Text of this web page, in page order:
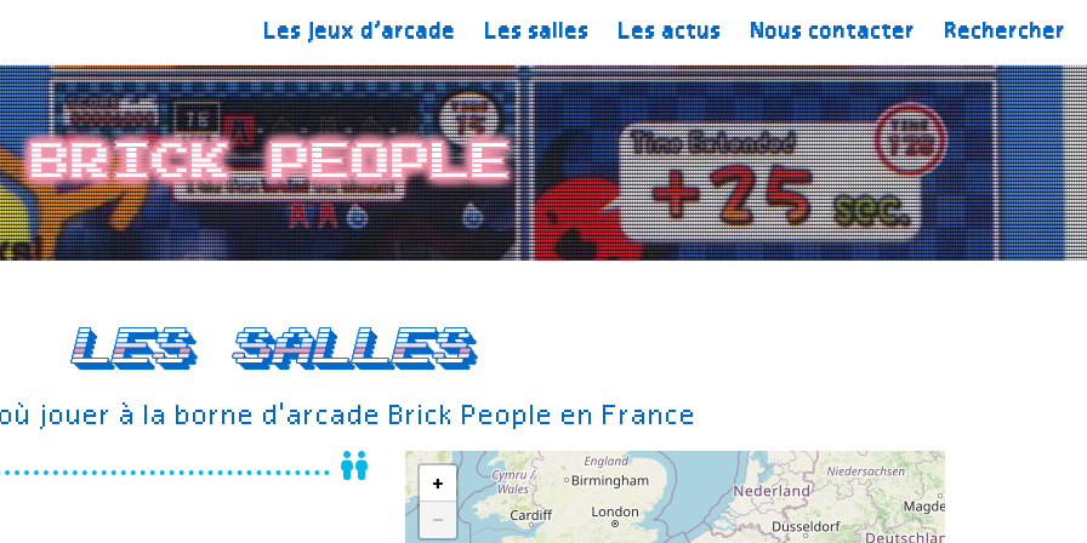
Les jeux d’arcade Les salles Les actus Nous contacter Rechercher
Brick People
Les salles
jouer à la borne d'arcade Brick People en France
+
−